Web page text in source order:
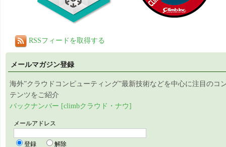
RSSフィードを取得する
メールマガジン登録
海外”クラウドコンピューティング”最新技術などを中心に注目のコ
テンツをご紹介
バックナンバー [climbクラウド・ナウ]